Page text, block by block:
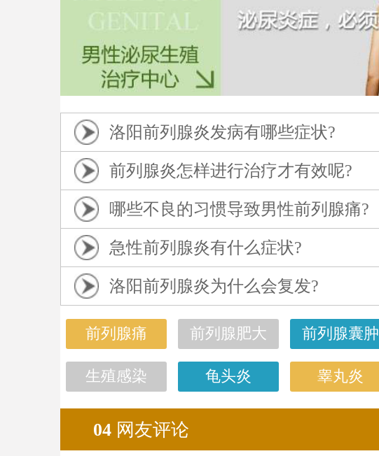
洛阳前列腺炎发病有哪些症状?
前列腺炎怎样进行治疗才有效呢?
哪些不良的习惯导致男性前列腺痛?
急性前列腺炎有什么症状?
洛阳前列腺炎为什么会复发?
前列腺痛 前列腺肥大 前列腺囊肿
生殖感染 龟头炎 睾丸炎
04 网友评论